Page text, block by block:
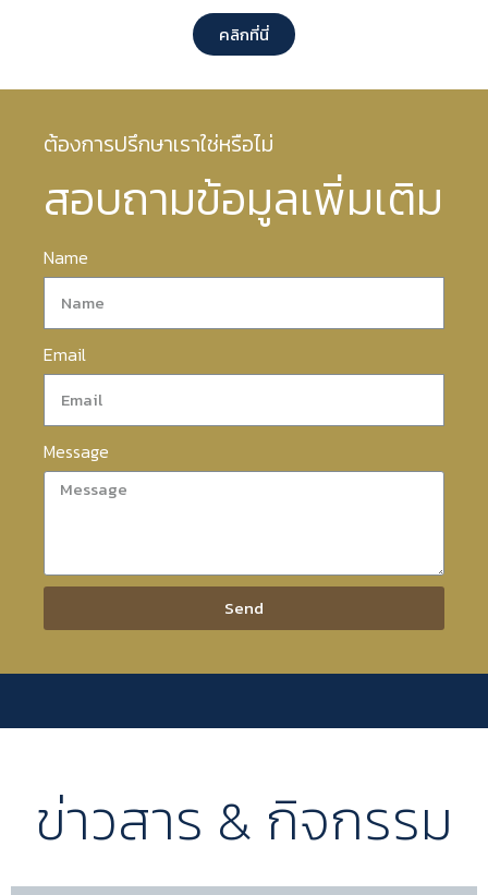
คลิกที่นี่
ต้องการปรึกษาเราใช่หรือไม่
สอบถามข้อมูลเพิ่มเติม
Name
Email
Message
Send
ข่าวสาร & กิจกรรม